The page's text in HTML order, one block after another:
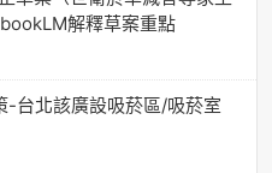
解釋草案重點
-台北該廣設吸菸區/吸菸室